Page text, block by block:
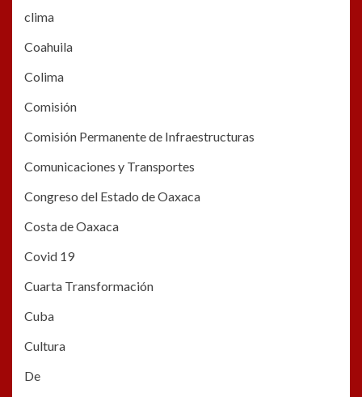
clima
Coahuila
Colima
Comisión
Comisión Permanente de Infraestructuras
Comunicaciones y Transportes
Congreso del Estado de Oaxaca
Costa de Oaxaca
Covid 19
Cuarta Transformación
Cuba
Cultura
De